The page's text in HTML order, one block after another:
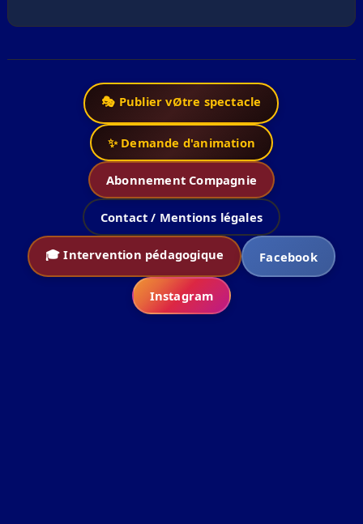
🎭 Publier vØtre spectacle
✨ Demande d'animation
Abonnement Compagnie
Contact / Mentions légales
🎓 Intervention pédagogique Facebook
Instagram